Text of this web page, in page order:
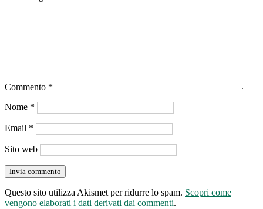
Commento *
Nome *
Email *
Sito web
Questo sito utilizza Akismet per ridurre lo spam. Scopri come
vengono elaborati i dati derivati dai commenti.